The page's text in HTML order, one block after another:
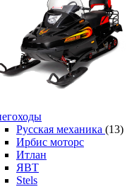
Русская механика (13)
Ирбис моторс
Итлан
ЯВТ
Stels